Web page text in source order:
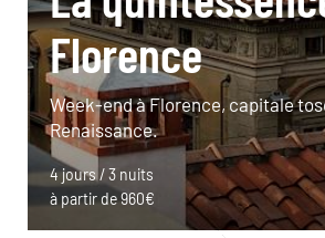
Florence
Week-end à Florence, capitale
Renaissance.
4 jours / 3 nuits
à partir de 960€